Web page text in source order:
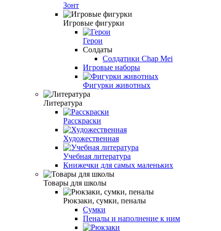
Зонт
Игровые фигурки
Герои
Солдаты
Солдатики Chap Mei
Игровые наборы
Фигурки животных
Литература
Расскраски
Художественная
Учебная литература
Книжечки для самых маленьких
Товары для школы
Рюкзаки, сумки, пеналы
Сумки
Пеналы и наполнение к ним